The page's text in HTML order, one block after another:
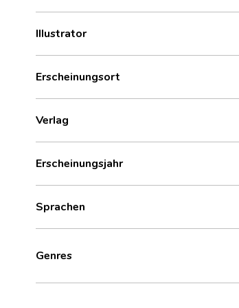
Illustrator
Erscheinungsort
Verlag
Erscheinungsjahr
Sprachen
Genres